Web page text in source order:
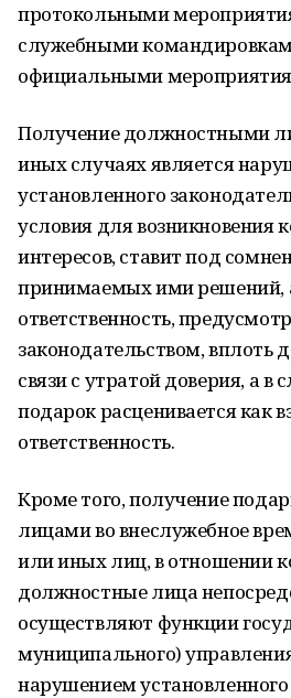
протокольными
служебными
официальными
Получение должностными
иных случаях является
установленного
условия для возникновения
интересов, ставит под
принимаемых ими решений,
ответственность,
законодательством, вплоть
связи с утратой доверия, а в
подарок расценивается как
ответственность.
Кроме того, получение
лицами во внеслужебное
или иных лиц, в отношении
должностные лица
осуществляют функции
муниципального)
нарушением установленного